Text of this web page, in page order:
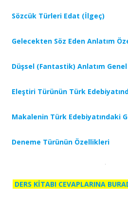
Sözcük Türleri Edat (İlgeç)
Gelecekten Söz Eden Anlatım
Düşsel (Fantastik) Anlatım
Eleştiri Türünün Türk
Makalenin Türk Edebiyatındaki
Deneme Türünün Özellikleri
DERS KİTABI CEVAPLARINA